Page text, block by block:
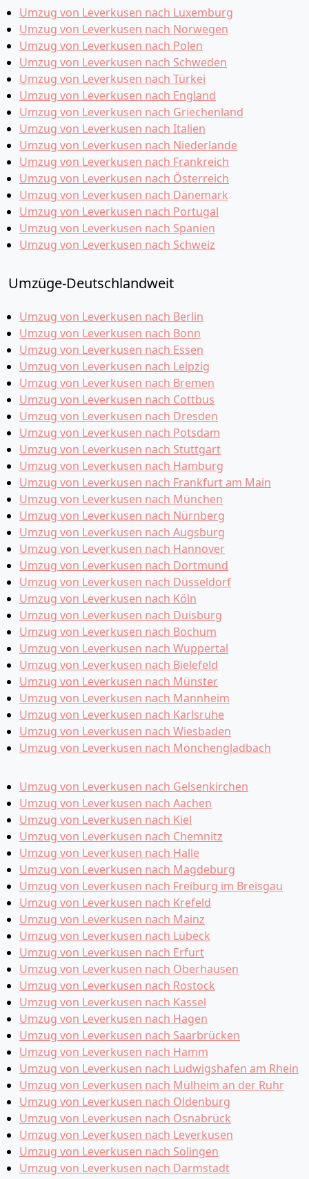
Umzug von Leverkusen nach Luxemburg
Umzug von Leverkusen nach Norwegen
Umzug von Leverkusen nach Polen
Umzug von Leverkusen nach Schweden
Umzug von Leverkusen nach Türkei
Umzug von Leverkusen nach England
Umzug von Leverkusen nach Griechenland
Umzug von Leverkusen nach Italien
Umzug von Leverkusen nach Niederlande
Umzug von Leverkusen nach Frankreich
Umzug von Leverkusen nach Österreich
Umzug von Leverkusen nach Dänemark
Umzug von Leverkusen nach Portugal
Umzug von Leverkusen nach Spanien
Umzug von Leverkusen nach Schweiz
Umzüge-Deutschlandweit
Umzug von Leverkusen nach Berlin
Umzug von Leverkusen nach Bonn
Umzug von Leverkusen nach Essen
Umzug von Leverkusen nach Leipzig
Umzug von Leverkusen nach Bremen
Umzug von Leverkusen nach Cottbus
Umzug von Leverkusen nach Dresden
Umzug von Leverkusen nach Potsdam
Umzug von Leverkusen nach Stuttgart
Umzug von Leverkusen nach Hamburg
Umzug von Leverkusen nach Frankfurt am Main
Umzug von Leverkusen nach München
Umzug von Leverkusen nach Nürnberg
Umzug von Leverkusen nach Augsburg
Umzug von Leverkusen nach Hannover
Umzug von Leverkusen nach Dortmund
Umzug von Leverkusen nach Düsseldorf
Umzug von Leverkusen nach Köln
Umzug von Leverkusen nach Duisburg
Umzug von Leverkusen nach Bochum
Umzug von Leverkusen nach Wuppertal
Umzug von Leverkusen nach Bielefeld
Umzug von Leverkusen nach Münster
Umzug von Leverkusen nach Mannheim
Umzug von Leverkusen nach Karlsruhe
Umzug von Leverkusen nach Wiesbaden
Umzug von Leverkusen nach Mönchen­gladbach
Umzug von Leverkusen nach Gelsenkirchen
Umzug von Leverkusen nach Aachen
Umzug von Leverkusen nach Kiel
Umzug von Leverkusen nach Chemnitz
Umzug von Leverkusen nach Halle
Umzug von Leverkusen nach Magdeburg
Umzug von Leverkusen nach Freiburg im Breisgau
Umzug von Leverkusen nach Krefeld
Umzug von Leverkusen nach Mainz
Umzug von Leverkusen nach Lübeck
Umzug von Leverkusen nach Erfurt
Umzug von Leverkusen nach Oberhausen
Umzug von Leverkusen nach Rostock
Umzug von Leverkusen nach Kassel
Umzug von Leverkusen nach Hagen
Umzug von Leverkusen nach Saarbrücken
Umzug von Leverkusen nach Hamm
Umzug von Leverkusen nach Ludwigshafen am Rhein
Umzug von Leverkusen nach Mülheim an der Ruhr
Umzug von Leverkusen nach Oldenburg
Umzug von Leverkusen nach Osnabrück
Umzug von Leverkusen nach Leverkusen
Umzug von Leverkusen nach Solingen
Umzug von Leverkusen nach Darmstadt